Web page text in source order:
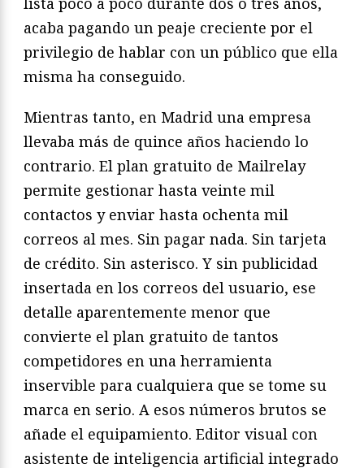
acaba pagando un peaje creciente por el
privilegio de hablar con un público que ella
misma ha conseguido.
Mientras tanto, en Madrid una empresa
llevaba más de quince años haciendo lo
contrario. El plan gratuito de Mailrelay
permite gestionar hasta veinte mil
contactos y enviar hasta ochenta mil
correos al mes. Sin pagar nada. Sin tarjeta
de crédito. Sin asterisco. Y sin publicidad
insertada en los correos del usuario, ese
detalle aparentemente menor que
convierte el plan gratuito de tantos
competidores en una herramienta
inservible para cualquiera que se tome su
marca en serio. A esos números brutos se
añade el equipamiento. Editor visual con
asistente de inteligencia artificial integrado